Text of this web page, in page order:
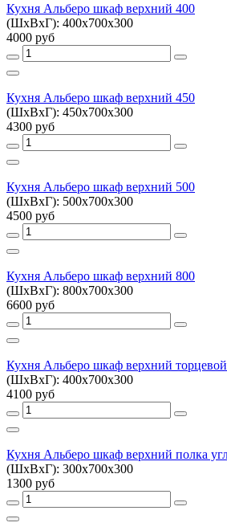
Кухня Альберо шкаф верхний 400
(ШхВхГ): 400х700х300
4000 руб
Кухня Альберо шкаф верхний 450
(ШхВхГ): 450х700х300
4300 руб
Кухня Альберо шкаф верхний 500
(ШхВхГ): 500х700х300
4500 руб
Кухня Альберо шкаф верхний 800
(ШхВхГ): 800х700х300
6600 руб
Кухня Альберо шкаф верхний
(ШхВхГ): 400х700х300
4100 руб
Кухня Альберо шкаф верхний полка
(ШхВхГ): 300х700х300
1300 руб